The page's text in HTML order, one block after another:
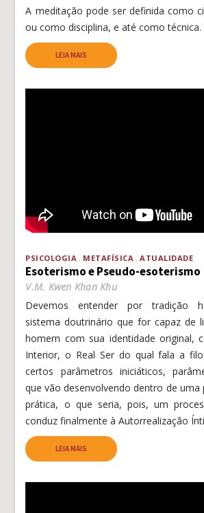
A meditação pode ser definida como
ou como disciplina, e até como técnica.
LEIA MAIS
PSICOLOGIA METAFÍSICA ATUALIDADE
Esoterismo e Pseudo-esoterismo
V.M. Kwen Khan Khu
Devemos entender por tradição
sistema doutrinário que for capaz de
homem com sua identidade original,
Interior, o Real Ser do qual fala a
certos parâmetros iniciáticos,
que vão desenvolvendo dentro de uma
prática, o que seria, pois, um
conduz finalmente à Autorrealização
LEIA MAIS